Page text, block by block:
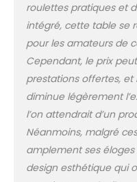
roulettes pratiques et
intégré, cette table se
pour les amateurs de
Cependant, le prix
prestations offertes, et
diminue légèrement
l’on attendrait d’un
Néanmoins, malgré
amplement ses
design esthétique qui